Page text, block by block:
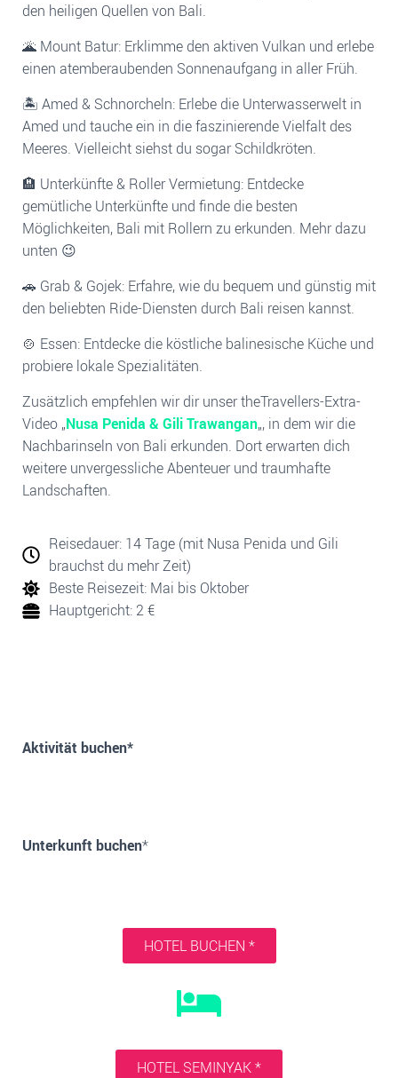
den heiligen Quellen von Bali.
🌋 Mount Batur: Erklimme den aktiven Vulkan und erlebe
einen atemberaubenden Sonnenaufgang in aller Früh.
🏝️ Amed & Schnorcheln: Erlebe die Unterwasserwelt in
Amed und tauche ein in die faszinierende Vielfalt des
Meeres. Vielleicht siehst du sogar Schildkröten.
🏨 Unterkünfte & Roller Vermietung: Entdecke
gemütliche Unterkünfte und finde die besten
Möglichkeiten, Bali mit Rollern zu erkunden. Mehr dazu
unten 😉
🚗 Grab & Gojek: Erfahre, wie du bequem und günstig mit
den beliebten Ride-Diensten durch Bali reisen kannst.
🍲 Essen: Entdecke die köstliche balinesische Küche und
probiere lokale Spezialitäten.
Zusätzlich empfehlen wir dir unser theTravellers-Extra-
Video „Nusa Penida & Gili Trawangan„, in dem wir die
Nachbarinseln von Bali erkunden. Dort erwarten dich
weitere unvergessliche Abenteuer und traumhafte
Landschaften.
Reisedauer: 14 Tage (mit Nusa Penida und Gili
brauchst du mehr Zeit)
Beste Reisezeit: Mai bis Oktober
Hauptgericht: 2 €
Aktivität buchen*
Unterkunft buchen*
HOTEL BUCHEN *
HOTEL SEMINYAK *